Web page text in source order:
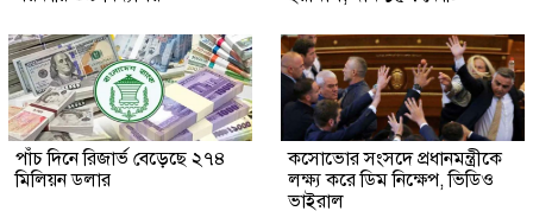
পাঁচ দিনে রিজার্ভ বেড়েছে ২৭৪
মিলিয়ন ডলার
কসোভোর সংসদে প্রধানমন্ত্রীকে
লক্ষ্য করে ডিম নিক্ষেপ, ভিডিও
ভাইরাল